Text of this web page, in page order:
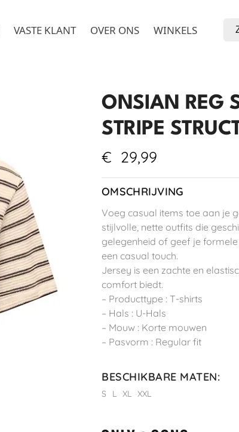
VASTE KLANT OVER ONS WINKELS
ONSIAN REG
STRIPE
€ 29,99
OMSCHRIJVING
Voeg casual items toe aan je
stijlvolle, nette outfits die
gelegenheid of geef je
een casual touch.
Jersey is een zachte en
comfort biedt.
– Producttype : T-shirts
– Hals : U-Hals
– Mouw : Korte mouwen
– Pasvorm : Regular fit
BESCHIKBARE MATEN:
S L XL XXL